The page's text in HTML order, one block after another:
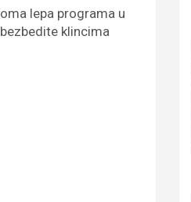
lepa programa u
klincima